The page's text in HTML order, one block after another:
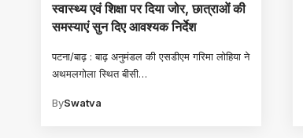
स्वास्थ्य एवं शिक्षा पर दिया जोर, छात्राओं की
समस्याएं सुन दिए आवश्यक निर्देश
पटना/बाढ़ : बाढ़ अनुमंडल की एसडीएम गरिमा लोहिया ने
अथमलगोला स्थित बीसी…
BySwatva